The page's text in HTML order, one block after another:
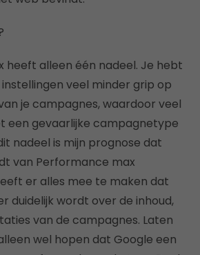
heeft alleen één nadeel. Je hebt
veel minder grip op
je campagnes, waardoor veel
een gevaarlijke campagnetype
nadeel is mijn prognose dat
van Performance max
er alles mee te maken dat
duidelijk wordt over de inhoud,
van de campagnes. Laten
wel hopen dat Google een